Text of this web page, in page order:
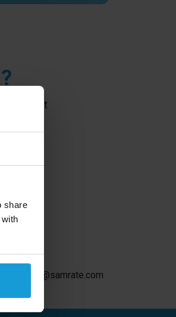
share
U kunt
info@samrate.com